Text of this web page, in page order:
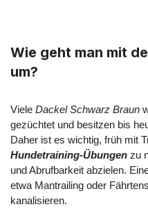
Wie geht man mit
um?
Viele Dackel Schwarz Braun
gezüchtet und besitzen bis
Daher ist es wichtig, früh mit
Hundetraining-Übungen zu
und Abrufbarkeit abzielen.
etwa Mantrailing oder
kanalisieren.